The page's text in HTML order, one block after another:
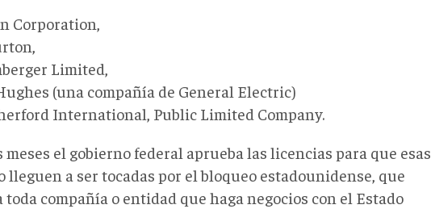
Corporation,
Limited,
(una compañía de General Electric)
International, Public Limited Company.
meses el gobierno federal aprueba las licencias para que esas
lleguen a ser tocadas por el bloqueo estadounidense, que
toda compañía o entidad que haga negocios con el Estado